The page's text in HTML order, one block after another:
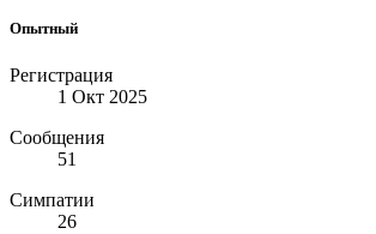
Опытный
Регистрация
1 Окт 2025
Сообщения
51
Симпатии
26